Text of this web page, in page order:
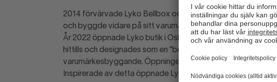
2014 förvärvade Lyko Bellbox och med köpet följde ett
och byggde vidare på sitt varumärke och innehar idag,
År 2022 öppnade Lyko butik i Oslo på stadens huvudgata
hittills och designades som en ”beauty playground” med
varumärkesbyggande. Öppningen blev en succé och
Inspirerade av detta öppnade Lyko 2023 sin första butik i